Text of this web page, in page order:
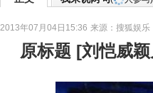
2013年07月04日15:36 来源： 搜狐娱乐
原标题 [刘恺威